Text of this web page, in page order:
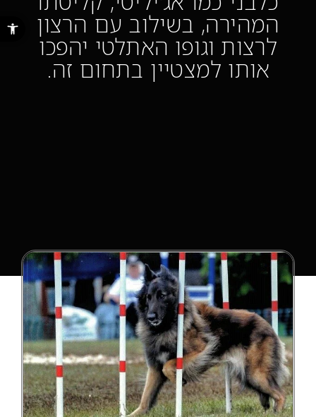
פתח סרגל המהירה, בשילוב עם הרצון
לרצות וגופו האתלטי יהפכו
אותו למצטיין בתחום זה.